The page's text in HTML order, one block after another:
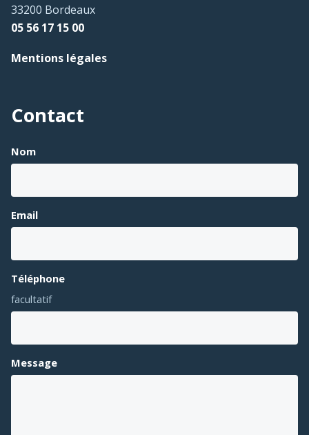
33200 Bordeaux
05 56 17 15 00
Mentions légales
Contact
Nom
Email
Téléphone
facultatif
Message